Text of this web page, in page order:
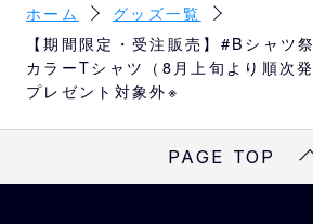
XL 78 58
※ サイズは目安になります
ホーム
グッズ一覧
【期間限定・受注販売】#Bシャツ
カラーTシャツ（8月上旬より順次
プレゼント対象外※
PAGE TOP